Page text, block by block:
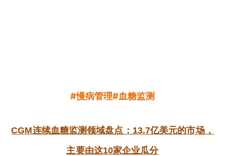
#慢病管理#血糖监测
CGM连续血糖监测领域盘点：13.7亿美元的市场，
主要由这10家企业瓜分